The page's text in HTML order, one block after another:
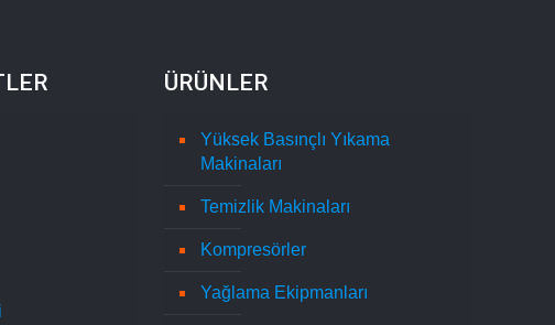
ÜRÜNLER
Yüksek Basınçlı Yıkama
Makinaları
Temizlik Makinaları
Kompresörler
Yağlama Ekipmanları